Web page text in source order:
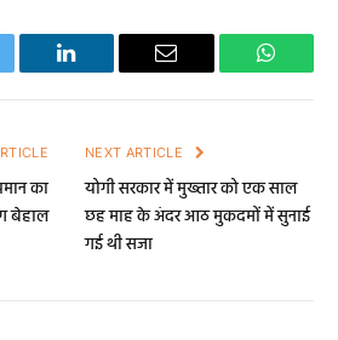
LinkedIn Email
का
बेहाल
NEXT ARTICLE
योगी सरकार में मुख्तार को एक साल
छह माह के अंदर आठ मुकदमों में सुनाई
गई थी सजा